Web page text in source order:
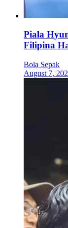
Piala
Filipina
Bola Sepak
August 7,